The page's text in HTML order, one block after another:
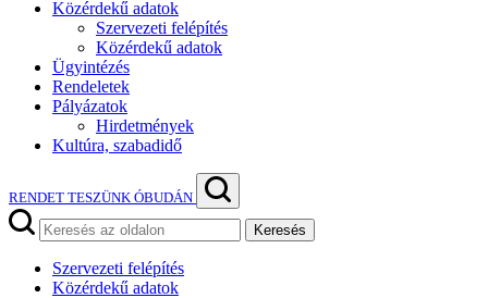
Közérdekű adatok
Szervezeti felépítés
Közérdekű adatok
Ügyintézés
Rendeletek
Pályázatok
Hirdetmények
Kultúra, szabadidő
RENDET TESZÜNK ÓBUDÁN
Keresés
Szervezeti felépítés
Közérdekű adatok